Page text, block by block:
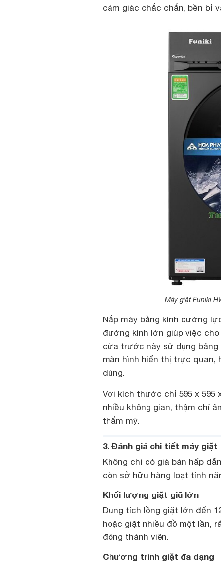
cảm giác chắc chắn, bền bỉ
Máy giặt Funiki
Nắp máy bằng kính cường
đường kính lớn giúp việc
cửa trước này sử dụng bảng
màn hình hiển thị trực quan,
dùng.
Với kích thước chỉ 595 x 595
nhiều không gian, thậm chí
thẩm mỹ.
3. Đánh giá chi tiết máy giặt
Không chỉ có giá bán hấp
còn sở hữu hàng loạt tính
Khối lượng giặt giũ lớn
Dung tích lồng giặt lớn đến
hoặc giặt nhiều đồ một lần,
đông thành viên.
Chương trình giặt đa dạng